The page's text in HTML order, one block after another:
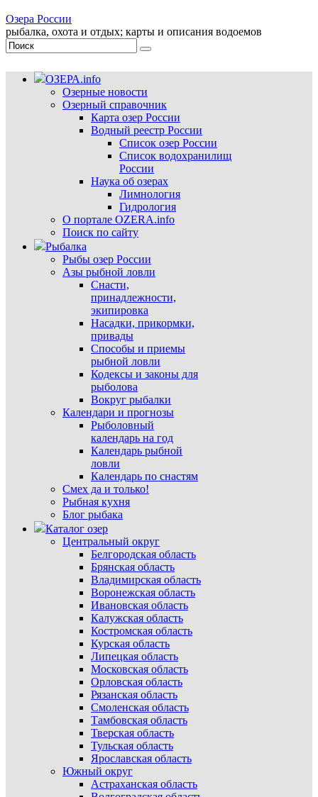
Озера России
рыбалка, охота и отдых; карты и описания водоемов
ОЗЕРА.info
Озерные новости
Озерный справочник
Карта озер России
Водный реестр России
Список озер России
Список водохранилищ
России
Наука об озерах
Лимнология
Гидрология
О портале OZERA.info
Поиск по сайту
Рыбалка
Рыбы озер России
Азы рыбной ловли
Снасти,
принадлежности,
экипировка
Насадки, прикормки,
привады
Способы и приемы
рыбной ловли
Кодексы и законы для
рыболова
Вокруг рыбалки
Календари и прогнозы
Рыболовный
календарь на год
Календарь рыбной
ловли
Календарь по снастям
Смех да и только!
Рыбная кухня
Блог рыбака
Каталог озер
Центральный округ
Белгородская область
Брянская область
Владимирская область
Воронежская область
Ивановская область
Калужская область
Костромская область
Курская область
Липецкая область
Московская область
Орловская область
Рязанская область
Смоленская область
Тамбовская область
Тверская область
Тульская область
Ярославская область
Южный округ
Астраханская область